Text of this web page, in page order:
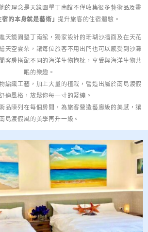
的理念是天鏡園墾丁南館不僅收集很多藝術品及畫
宿的本身就是藝術」提升旅客的住宿體驗。
天鏡園墾丁南館，獨家設計的珊瑚沙牆面及在天花
天空雲朵，讓每位旅客不用出門也可以感受到沙灘
客房搭配不同的海洋生物抱枕，享受與海洋生物共
眠的樂趣。
編織工藝，加上大量的植栽，營造出屬於南島渡假
適風格，放鬆你每一寸的緊繃。
品陳列在每個房間，為旅客營造藝廊級的美感，讓
島渡假風的美學再升一級。